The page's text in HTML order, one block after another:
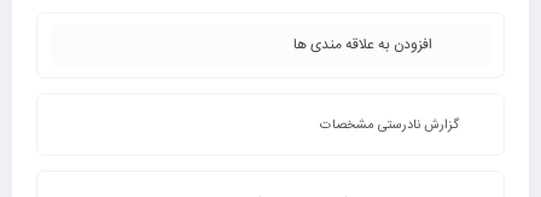
افزودن به علاقه مندی ها
گزارش نادرستی مشخصات